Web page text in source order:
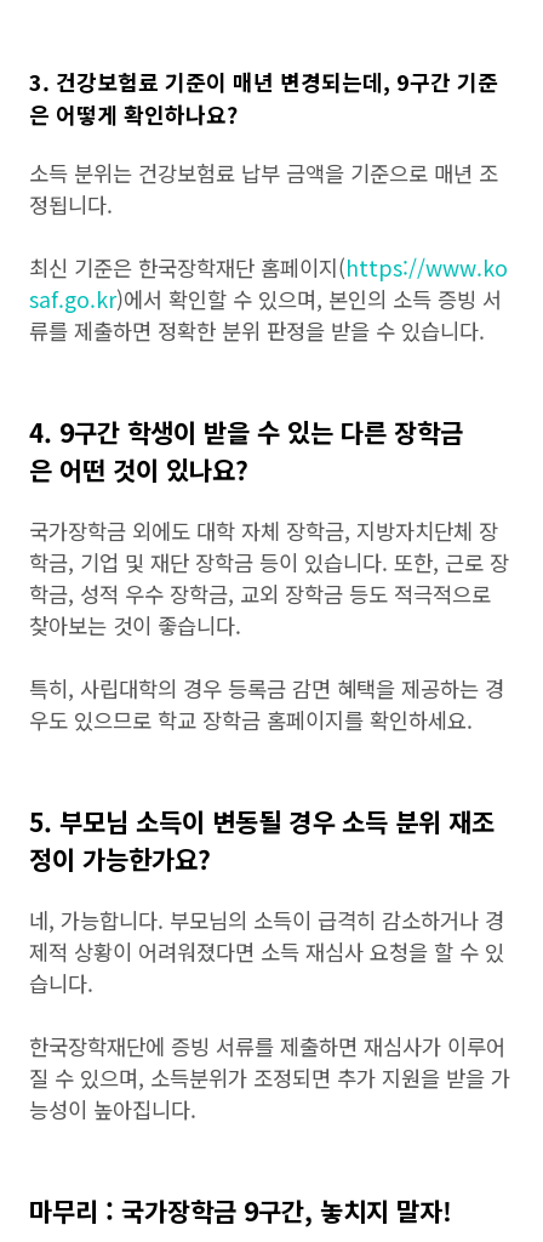
3. 건강보험료 기준이 매년 변경되는데, 9구간 기준
은 어떻게 확인하나요?
소득 분위는 건강보험료 납부 금액을 기준으로 매년 조
정됩니다.
최신 기준은 한국장학재단 홈페이지(https://www.ko
saf.go.kr)에서 확인할 수 있으며, 본인의 소득 증빙 서
류를 제출하면 정확한 분위 판정을 받을 수 있습니다.
4. 9구간 학생이 받을 수 있는 다른 장학금
은 어떤 것이 있나요?
국가장학금 외에도 대학 자체 장학금, 지방자치단체 장
학금, 기업 및 재단 장학금 등이 있습니다. 또한, 근로 장
학금, 성적 우수 장학금, 교외 장학금 등도 적극적으로
찾아보는 것이 좋습니다.
특히, 사립대학의 경우 등록금 감면 혜택을 제공하는 경
우도 있으므로 학교 장학금 홈페이지를 확인하세요.
5. 부모님 소득이 변동될 경우 소득 분위 재조
정이 가능한가요?
네, 가능합니다. 부모님의 소득이 급격히 감소하거나 경
제적 상황이 어려워졌다면 소득 재심사 요청을 할 수 있
습니다.
한국장학재단에 증빙 서류를 제출하면 재심사가 이루어
질 수 있으며, 소득분위가 조정되면 추가 지원을 받을 가
능성이 높아집니다.
마무리 : 국가장학금 9구간, 놓치지 말자!